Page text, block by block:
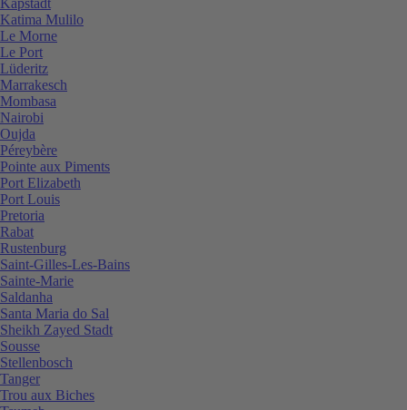
Katima Mulilo
Le Morne
Le Port
Lüderitz
Marrakesch
Mombasa
Nairobi
Oujda
Péreybère
Pointe aux Piments
Port Elizabeth
Port Louis
Pretoria
Rabat
Rustenburg
Saint-Gilles-Les-Bains
Sainte-Marie
Saldanha
Santa Maria do Sal
Sheikh Zayed Stadt
Sousse
Stellenbosch
Tanger
Trou aux Biches